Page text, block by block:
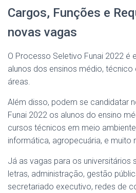
Cargos, Funções e
novas vagas
O Processo Seletivo Funai 2022 é
alunos dos ensinos médio, técnico
áreas.
Além disso, podem se candidatar
Funai 2022 os alunos do ensino
cursos técnicos em meio
informática, agropecuária, e muito
Já as vagas para os universitários
letras, administração, gestão
secretariado executivo, redes de